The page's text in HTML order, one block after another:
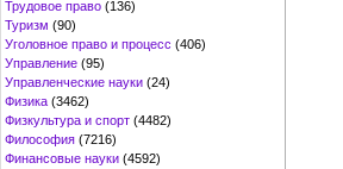
Трудовое право (136)
Туризм (90)
Уголовное право и процесс (406)
Управление (95)
Управленческие науки (24)
Физика (3462)
Физкультура и спорт (4482)
Философия (7216)
Финансовые науки (4592)